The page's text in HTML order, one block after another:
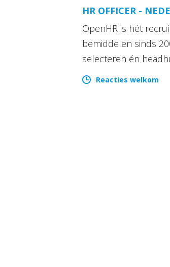
HR OFFICER -
OpenHR is hét
bemiddelen sinds
selecteren én
Reacties welkom